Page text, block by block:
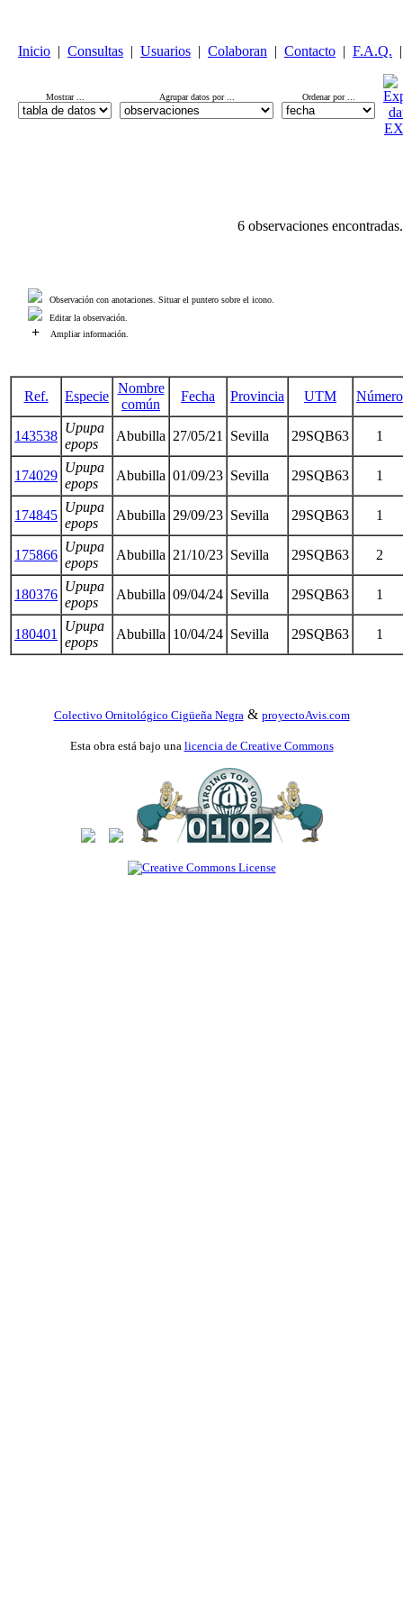
Inicio | Consultas | Usuarios | Colaboran | Contacto | F.A.Q. |
Mostrar ... Agrupar datos por ... Ordenar por ...
6 observaciones encontradas.
Observación con anotaciones. Situar el puntero sobre el icono.
Editar la observación.
+ Ampliar información.
Ref. Especie
Nombre
común
Fecha Provincia UTM Número
143538
Upupa
epops
Abubilla 27/05/21 Sevilla 29SQB63 1
174029
Upupa
epops
Abubilla 01/09/23 Sevilla 29SQB63 1
174845
Upupa
epops
Abubilla 29/09/23 Sevilla 29SQB63 1
175866
Upupa
epops
Abubilla 21/10/23 Sevilla 29SQB63 2
180376
Upupa
epops
Abubilla 09/04/24 Sevilla 29SQB63 1
180401
Upupa
epops
Abubilla 10/04/24 Sevilla 29SQB63 1
Colectivo Ornitológico Cigüeña Negra & proyectoAvis.com
Esta obra está bajo una licencia de Creative Commons